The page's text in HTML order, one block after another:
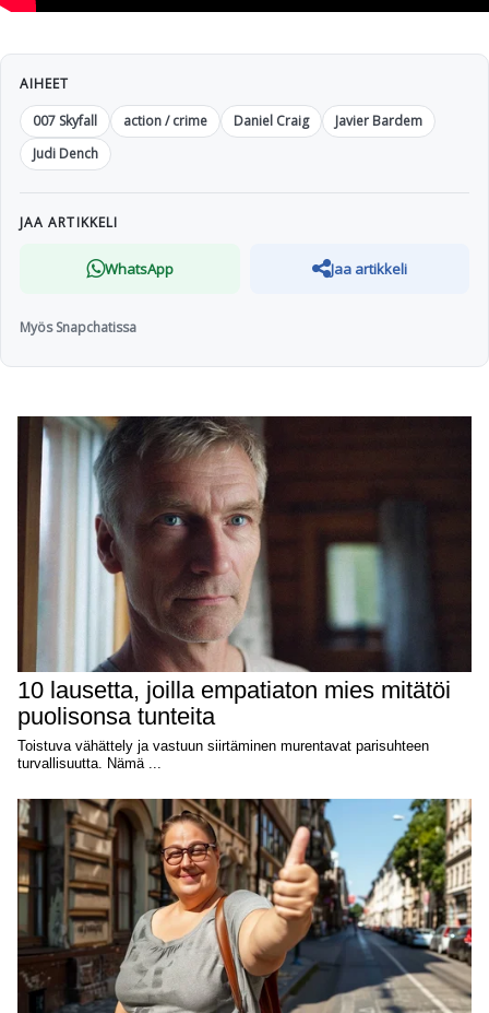
AIHEET
007 Skyfall
action / crime Daniel Craig
Javier Bardem
Judi Dench
JAA ARTIKKELI
WhatsApp Jaa artikkeli
Myös Snapchatissa